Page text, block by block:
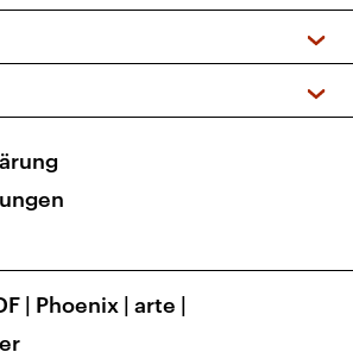
Kinderprogramm
(UKW + DAB+)
| Phoenix | arte |